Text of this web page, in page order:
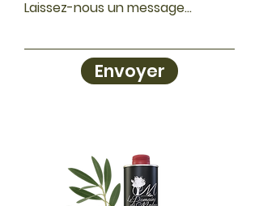
Laissez-nous un message...
Envoyer